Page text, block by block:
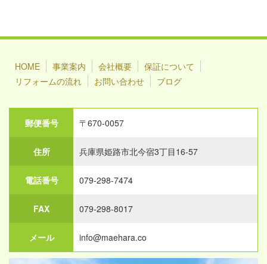
HOME 事業案内 会社概要
保証について
リフォームの流れ
お問い合わせ ブログ
郵便番号 〒670-0057
住所 兵庫県姫路市北今宿3丁目16-57
電話番号 079-298-7474
FAX 079-298-8017
メール info@maehara.co